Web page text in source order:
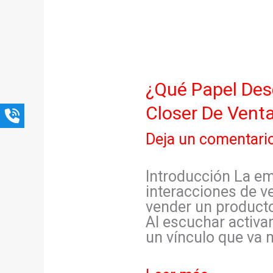
¿Qué Papel
Closer De
Deja un
Introducción La
interacciones de
vender un
Al escuchar
un vínculo que va
¿Qué
Papel
Desempeña
La
Empatía
La
Efectividad
De
Un
Closer
Ventas?